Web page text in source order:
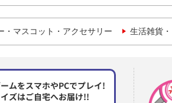
・マスコット・アクセサリー 生活雑貨
ムをスマホやPCでプレイ!
ズはご自宅へお届け!!